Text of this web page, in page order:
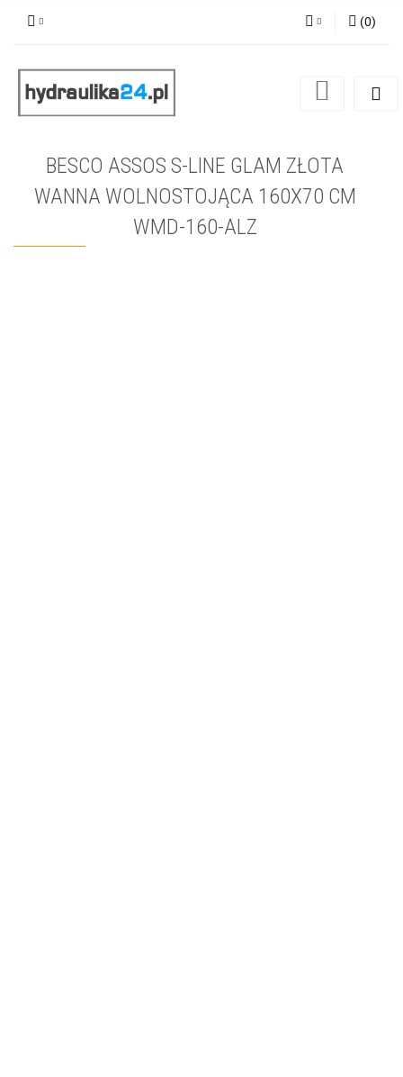
Zarejestruj się
(0)
BESCO ASSOS S-LINE GLAM ZŁOTA
WANNA WOLNOSTOJĄCA 160X70 CM
WMD-160-ALZ